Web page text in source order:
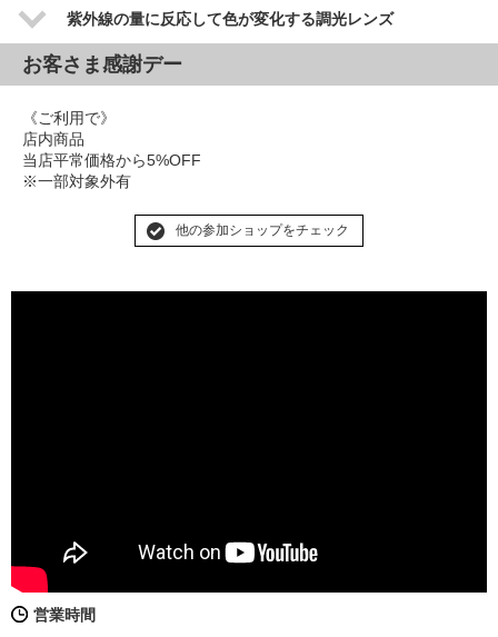
紫外線の量に反応して色が変化する調光レンズ
お客さま感謝デー
《ご利用で》
店内商品
当店平常価格から5%OFF
※一部対象外有
他の参加ショップをチェック
営業時間